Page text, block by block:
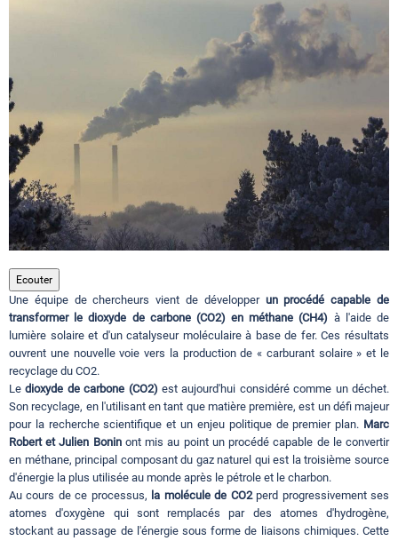
Tourisme
Régions
Hotels
Evenements
Contact
Ecouter
Une équipe de chercheurs vient de développer un procédé capable de
transformer le dioxyde de carbone (CO2) en méthane (CH4) à l'aide de
lumière solaire et d'un catalyseur moléculaire à base de fer. Ces résultats
ouvrent une nouvelle voie vers la production de « carburant solaire » et le
recyclage du CO2.
Ledioxyde de carbone (CO2) est aujourd'hui considéré comme un déchet.
Son recyclage, en l'utilisant en tant que matière première, est un défi majeur
pour la recherche scientifique et un enjeu politique de premier plan. Marc
Robert et Julien Boninont mis au point un procédé capable de le convertir
en méthane, principal composant du gaz naturel qui est la troisième source
d'énergie la plus utilisée au monde après le pétrole et le charbon.
Au cours de ce processus, la molécule de CO2perd progressivement ses
atomes d'oxygène qui sont remplacés par des atomes d'hydrogène,
stockant au passage de l'énergie sous forme de liaisons chimiques. Cette